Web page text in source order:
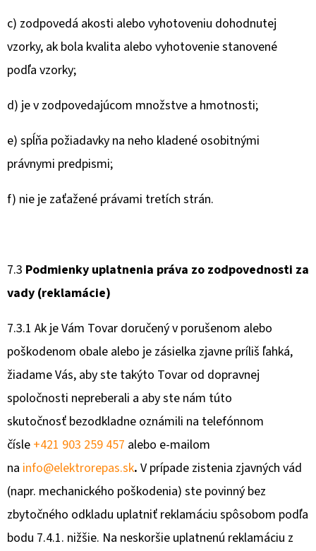
c) zodpovedá akosti alebo vyhotoveniu dohodnutej
vzorky, ak bola kvalita alebo vyhotovenie stanovené
podľa vzorky;
d) je v zodpovedajúcom množstve a hmotnosti;
e) spĺňa požiadavky na neho kladené osobitnými
právnymi predpismi;
f) nie je zaťažené právami tretích strán.
7.3 Podmienky uplatnenia práva zo zodpovednosti za
vady (reklamácie)
7.3.1 Ak je Vám Tovar doručený v porušenom alebo
poškodenom obale alebo je zásielka zjavne príliš ľahká,
žiadame Vás, aby ste takýto Tovar od dopravnej
spoločnosti nepreberali a aby ste nám túto
skutočnosť bezodkladne oznámili na telefónnom
čísle +421 903 259 457 alebo e-mailom
na info@elektrorepas.sk. V prípade zistenia zjavných vád
(napr. mechanického poškodenia) ste povinný bez
zbytočného odkladu uplatniť reklamáciu spôsobom podľa
bodu 7.4.1. nižšie. Na neskoršie uplatnenú reklamáciu z